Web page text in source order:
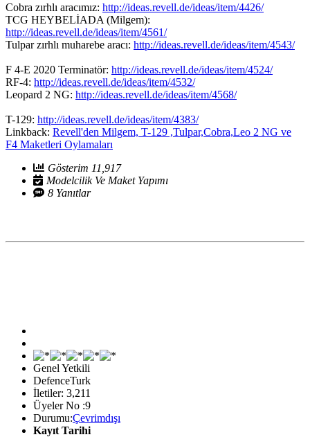
Cobra zırhlı aracımız: http://ideas.revell.de/ideas/item/4426/
TCG HEYBELİADA (Milgem):
http://ideas.revell.de/ideas/item/4561/
Tulpar zırhlı muharebe aracı: http://ideas.revell.de/ideas/item/4543/
F 4-E 2020 Terminatör: http://ideas.revell.de/ideas/item/4524/
RF-4: http://ideas.revell.de/ideas/item/4532/
Leopard 2 NG: http://ideas.revell.de/ideas/item/4568/
T-129: http://ideas.revell.de/ideas/item/4383/
Linkback: Revell'den Milgem, T-129 ,Tulpar,Cobra,Leo 2 NG ve
F4 Maketleri Oylamaları
Gösterim 11,917
Modelcilik Ve Maket Yapımı
8 Yanıtlar
Genel Yetkili
DefenceTurk
İletiler: 3,211
Üyeler No :9
Durumu:Çevrimdışı
Kayıt Tarihi